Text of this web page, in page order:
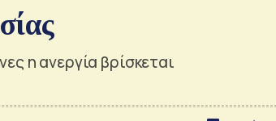
η ανεργία βρίσκεται